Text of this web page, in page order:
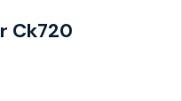
Ck720